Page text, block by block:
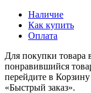
Наличие
Как купить
Оплата
Для покупки товара
понравившийся
перейдите в
«Быстрый заказ».